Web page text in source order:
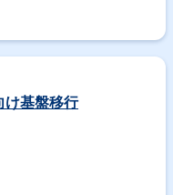
け基盤移行